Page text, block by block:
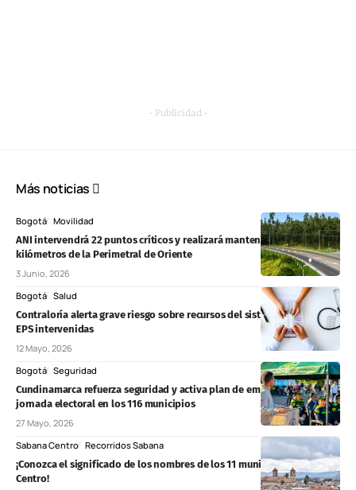
- Publicidad -
Más noticias
Bogotá Movilidad
ANI intervendrá 22 puntos críticos y realizará mantenimiento en 60
kilómetros de la Perimetral de Oriente
3 Junio, 2026
Bogotá Salud
Contraloría alerta grave riesgo sobre recursos del sistema de salud en
EPS intervenidas
12 Mayo, 2026
Bogotá Seguridad
Cundinamarca refuerza seguridad y activa plan de emergencias para
jornada electoral en los 116 municipios
27 Mayo, 2026
Sabana Centro Recorridos Sabana
¡Conozca el significado de los nombres de los 11 municipios de Sabana
Centro!